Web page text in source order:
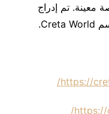
معينة. تم إدراج
https://
https://